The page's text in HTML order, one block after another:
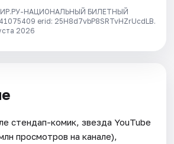
НАЦИОНАЛЬНЫЙ БИЛЕТНЫЙ
erid: 25H8d7vbP8SRTvHZrUcdLB.
2026
стендап-комик, звезда YouTube
просмотров на канале),